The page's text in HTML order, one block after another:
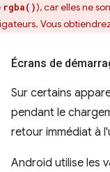
rgba()), car elles ne
Vous
Écrans de
Sur certains
pendant le
retour immédiat à
Android utilise les